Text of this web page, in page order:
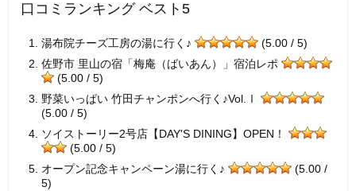
口コミランキング ベスト5
湯布院チーズ工房の湯に行く♪
(5.00 / 5)
佐野市 里山の宿「梅庵（ばいあん）」宿泊レポ
(5.00 / 5)
野菜いっぱい 竹田チャンポンへ行く♪Vol.Ⅰ
(5.00 / 5)
ソイストーリー2号店【DAY'S DINING】OPEN！
(5.00 / 5)
オープン記念キャンペーン湯に行く♪
(5.00 /
5)